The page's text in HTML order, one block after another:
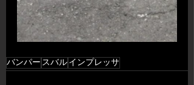
バンパー スバル インプレッサ